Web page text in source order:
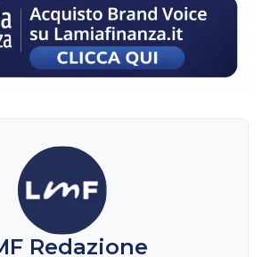
Redazione